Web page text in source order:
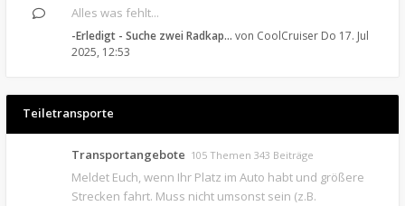
Alles was fehlt...
-Erledigt - Suche zwei Radkap… von CoolCruiser Do 17. Jul
2025, 12:53
Teiletransporte
Transportangebote 105 Themen 343 Beiträge
Meldet Euch, wenn Ihr Platz im Auto habt und größere
Strecken fahrt. Muss nicht umsonst sein (z.B.